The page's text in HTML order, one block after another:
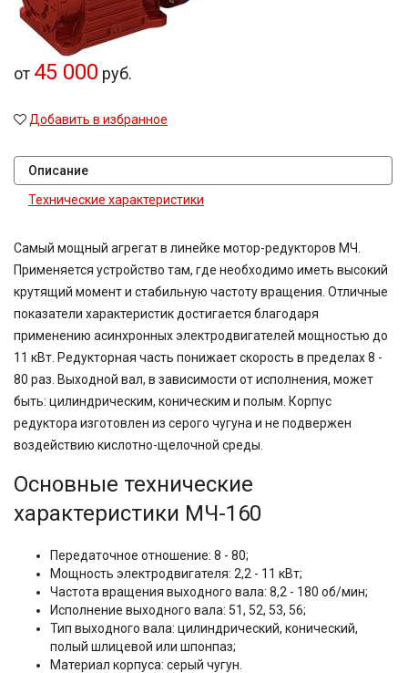
от 45 000 руб.
Добавить в избранное
Описание
Технические характеристики
Самый мощный агрегат в линейке мотор-редукторов МЧ.
Применяется устройство там, где необходимо иметь высокий
крутящий момент и стабильную частоту вращения. Отличные
показатели характеристик достигается благодаря
применению асинхронных электродвигателей мощностью до
11 кВт. Редукторная часть понижает скорость в пределах 8 -
80 раз. Выходной вал, в зависимости от исполнения, может
быть: цилиндрическим, коническим и полым. Корпус
редуктора изготовлен из серого чугуна и не подвержен
воздействию кислотно-щелочной среды.
Основные технические
характеристики МЧ-160
Передаточное отношение: 8 - 80;
Мощность электродвигателя: 2,2 - 11 кВт;
Частота вращения выходного вала: 8,2 - 180 об/мин;
Исполнение выходного вала: 51, 52, 53, 56;
Тип выходного вала: цилиндрический, конический,
полый шлицевой или шпонпаз;
Материал корпуса: серый чугун.